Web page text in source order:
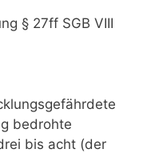
§ 27ff SGB VIII
bedrohte
bis acht (der